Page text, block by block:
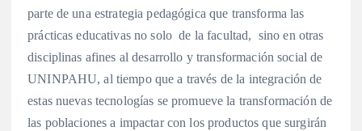
parte de una estrategia pedagógica que transforma las
prácticas educativas no solo de la facultad, sino en otras
disciplinas afines al desarrollo y transformación social de
UNINPAHU, al tiempo que a través de la integración de
estas nuevas tecnologías se promueve la transformación de
las poblaciones a impactar con los productos que surgirán